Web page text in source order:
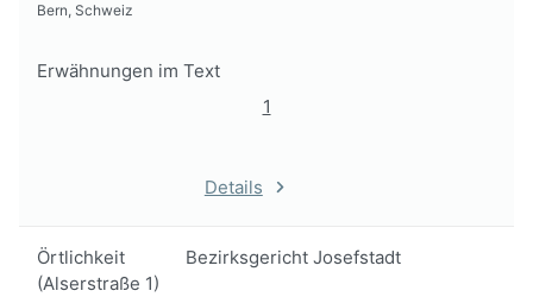
Bern, Schweiz
Erwähnungen im Text
1
Details
Örtlichkeit
Bezirksgericht Josefstadt
(Alserstraße 1)